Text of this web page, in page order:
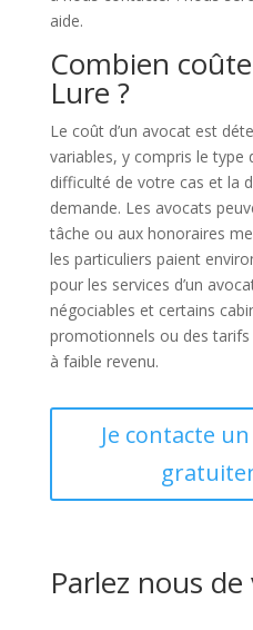
aide.
Combien
Lure ?
Le coût d’un avocat est
variables, y compris le type
difficulté de votre cas et la
demande. Les avocats
tâche ou aux honoraires
les particuliers paient
pour les services d’un
négociables et certains
promotionnels ou des
à faible revenu.
Je contacte
Parlez nous